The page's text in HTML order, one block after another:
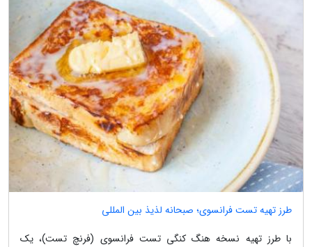
طرز تهیه تست فرانسوی؛ صبحانه لذیذ بین المللی
با طرز تهیه نسخه هنگ کنگی تست فرانسوی (فرنچ تست)، یک